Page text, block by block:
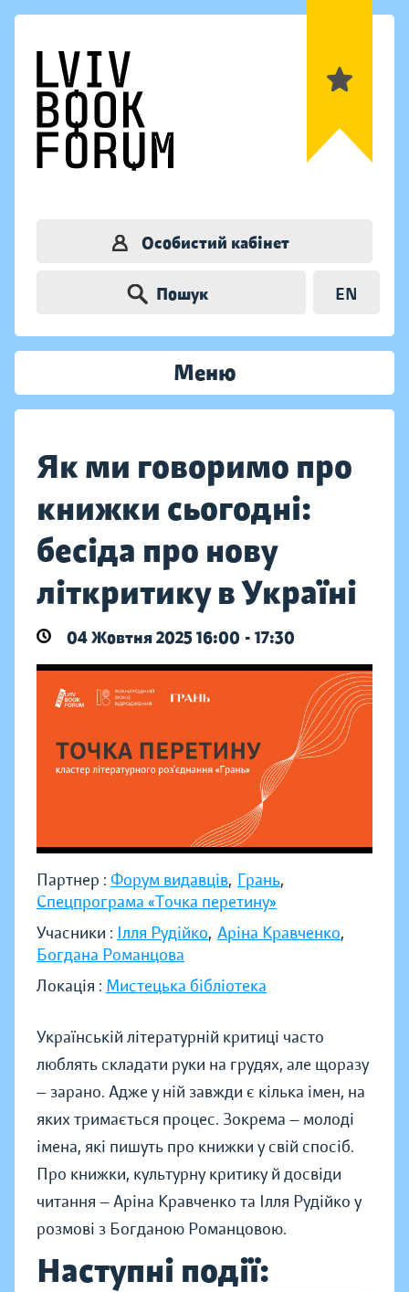
Особистий кабінет
Пошук EN
Меню
Як ми говоримо про
книжки сьогодні:
бесіда про нову
літкритику в Україні
04 Жовтня 2025 16:00 - 17:30
Партнер : Форум видавців, Грань,
Спецпрограма «Точка перетину»
Учасники : Ілля Рудійко, Аріна Кравченко,
Богдана Романцова
Локація : Мистецька бібліотека
Українській літературній критиці часто
люблять складати руки на грудях, але щоразу
— зарано. Адже у ній завжди є кілька імен, на
яких тримається процес. Зокрема — молоді
імена, які пишуть про книжки у свій спосіб.
Про книжки, культурну критику й досвіди
читання — Аріна Кравченко та Ілля Рудійко у
розмові з Богданою Романцовою.
Наступні події: